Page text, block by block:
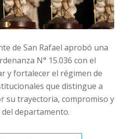
de San Rafael aprobó una
N° 15.036 con el
y fortalecer el régimen de
que distingue a
su trayectoria, compromiso y
departamento.